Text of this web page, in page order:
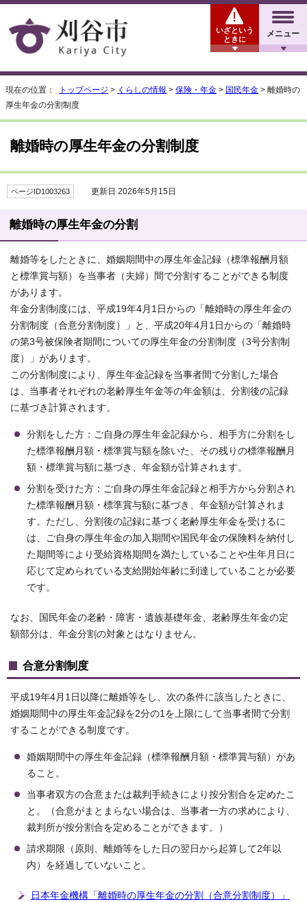
メニュー
いざという
ときに
現在の位置： トップページ > くらしの情報 > 保険・年金 > 国民年金 > 離婚時の
厚生年金の分割制度
離婚時の厚生年金の分割制度
ページID1003263 更新日 2026年5月15日
離婚時の厚生年金の分割
離婚等をしたときに、婚姻期間中の厚生年金記録（標準報酬月額
と標準賞与額）を当事者（夫婦）間で分割することができる制度
があります。
年金分割制度には、平成19年4月1日からの「離婚時の厚生年金の
分割制度（合意分割制度）」と、平成20年4月1日からの「離婚時
の第3号被保険者期間についての厚生年金の分割制度（3号分割制
度）」があります。
この分割制度により、厚生年金記録を当事者間で分割した場合
は、当事者それぞれの老齢厚生年金等の年金額は、分割後の記録
に基づき計算されます。
分割をした方：ご自身の厚生年金記録から、相手方に分割をし
た標準報酬月額・標準賞与額を除いた、その残りの標準報酬月
額・標準賞与額に基づき、年金額が計算されます。
分割を受けた方：ご自身の厚生年金記録と相手方から分割され
た標準報酬月額・標準賞与額に基づき、年金額が計算されま
す。ただし、分割後の記録に基づく老齢厚生年金を受けるに
は、ご自身の厚生年金の加入期間や国民年金の保険料を納付し
た期間等により受給資格期間を満たしていることや生年月日に
応じて定められている支給開始年齢に到達していることが必要
です。
なお、国民年金の老齢・障害・遺族基礎年金、老齢厚生年金の定
額部分は、年金分割の対象とはなりません。
合意分割制度
平成19年4月1日以降に離婚等をし、次の条件に該当したときに、
婚姻期間中の厚生年金記録を2分の1を上限にして当事者間で分割
することができる制度です。
婚姻期間中の厚生年金記録（標準報酬月額・標準賞与額）があ
ること。
当事者双方の合意または裁判手続きにより按分割合を定めたこ
と。（合意がまとまらない場合は、当事者一方の求めにより、
裁判所が按分割合を定めることができます。）
請求期限（原則、離婚等をした日の翌日から起算して2年以
内）を経過していないこと。
日本年金機構「離婚時の厚生年金の分割（合意分割制度）」